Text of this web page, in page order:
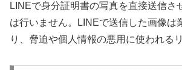
LINEで身分証明書の写真を直接送信さ
は行いません。LINEで送信した画像は
り、脅迫や個人情報の悪用に使われる